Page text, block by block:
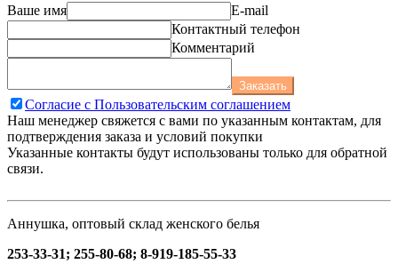
Ваше имя
E-mail
Контактный телефон
Комментарий
Заказать
Согласие с Пользовательским соглашением
Наш менеджер свяжется с вами по указанным контактам, для
подтверждения заказа и условий покупки
Указанные контакты будут использованы только для обратной
связи.
Аннушка, оптовый склад женского белья
253-33-31; 255-80-68; 8-919-185-55-33